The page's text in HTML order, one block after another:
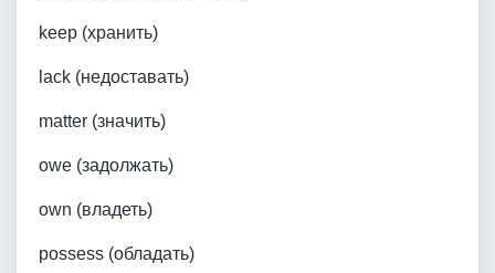
keep (хранить)
lack (недоставать)
matter (значить)
owe (задолжать)
own (владеть)
possess (обладать)